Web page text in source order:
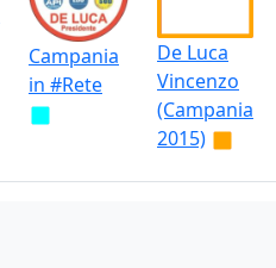
Campania
in #Rete
De Luca
Vincenzo
(Campania
2015)